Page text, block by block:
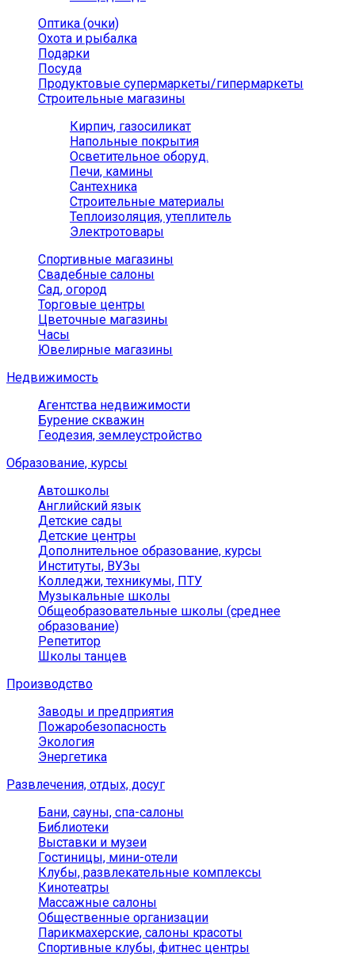
Оптика (очки)
Охота и рыбалка
Подарки
Посуда
Продуктовые супермаркеты/гипермаркеты
Строительные магазины
Кирпич, газосиликат
Напольные покрытия
Осветительное оборуд.
Печи, камины
Сантехника
Строительные материалы
Теплоизоляция, утеплитель
Электротовары
Спортивные магазины
Свадебные салоны
Сад, огород
Торговые центры
Цветочные магазины
Часы
Ювелирные магазины
Недвижимость
Агентства недвижимости
Бурение скважин
Геодезия, землеустройство
Образование, курсы
Автошколы
Английский язык
Детские сады
Детские центры
Дополнительное образование, курсы
Институты, ВУЗы
Колледжи, техникумы, ПТУ
Музыкальные школы
Общеобразовательные школы (среднее
образование)
Репетитор
Школы танцев
Производство
Заводы и предприятия
Пожаробезопасность
Экология
Энергетика
Развлечения, отдых, досуг
Бани, сауны, спа-салоны
Библиотеки
Выставки и музеи
Гостиницы, мини-отели
Клубы, развлекательные комплексы
Кинотеатры
Массажные салоны
Общественные организации
Парикмахерские, салоны красоты
Спортивные клубы, фитнес центры